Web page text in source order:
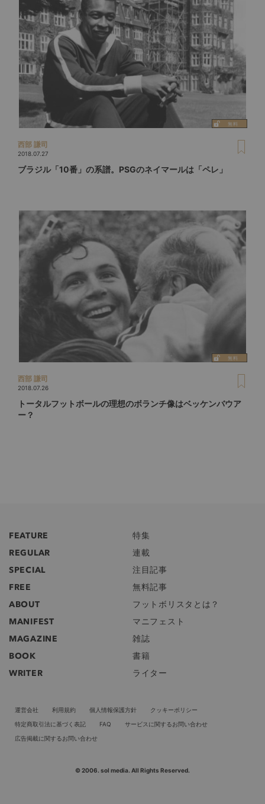
西部 謙司
2018.07.27
ブラジル「10番」の系譜。PSGのネイマールは「ペレ」
西部 謙司
2018.07.26
トータルフットボールの理想のボランチ像はベッケンバウア
ー？
FEATURE
特集
REGULAR
連載
SPECIAL
注目記事
FREE
無料記事
ABOUT
フットボリスタとは？
MANIFEST
マニフェスト
MAGAZINE
雑誌
BOOK
書籍
WRITER
ライター
運営会社 利用規約 個人情報保護方針
クッキーポリシー
特定商取引法に基づく表記
FAQ
サービスに関するお問い合わせ
広告掲載に関するお問い合わせ
© 2006. sol media. All Rights Reserved.